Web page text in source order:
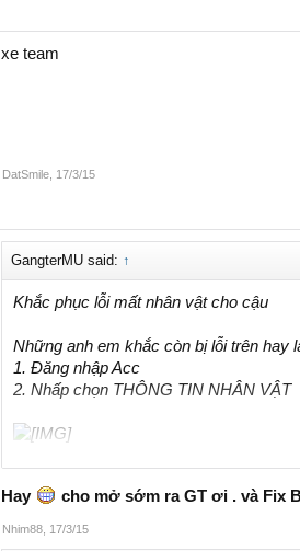
xe team
DatSmile 17/3/15
GangterMU said: ↑
Khắc phục lỗi mất nhân vật cho cậu
Những anh em khắc còn bị lỗi trên hay
1. Đăng nhập Acc
2. Nhấp chọn THÔNG TIN NHÂN VẬT
Hay cho mở sớm ra GT ơi . và Fix
Nhim88 17/3/15